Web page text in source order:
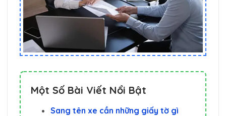
Một Số Bài Viết Nổi Bật
Sang tên xe cần những giấy tờ gì